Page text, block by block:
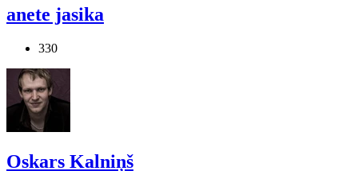
anete jasika
330
Oskars Kalniņš